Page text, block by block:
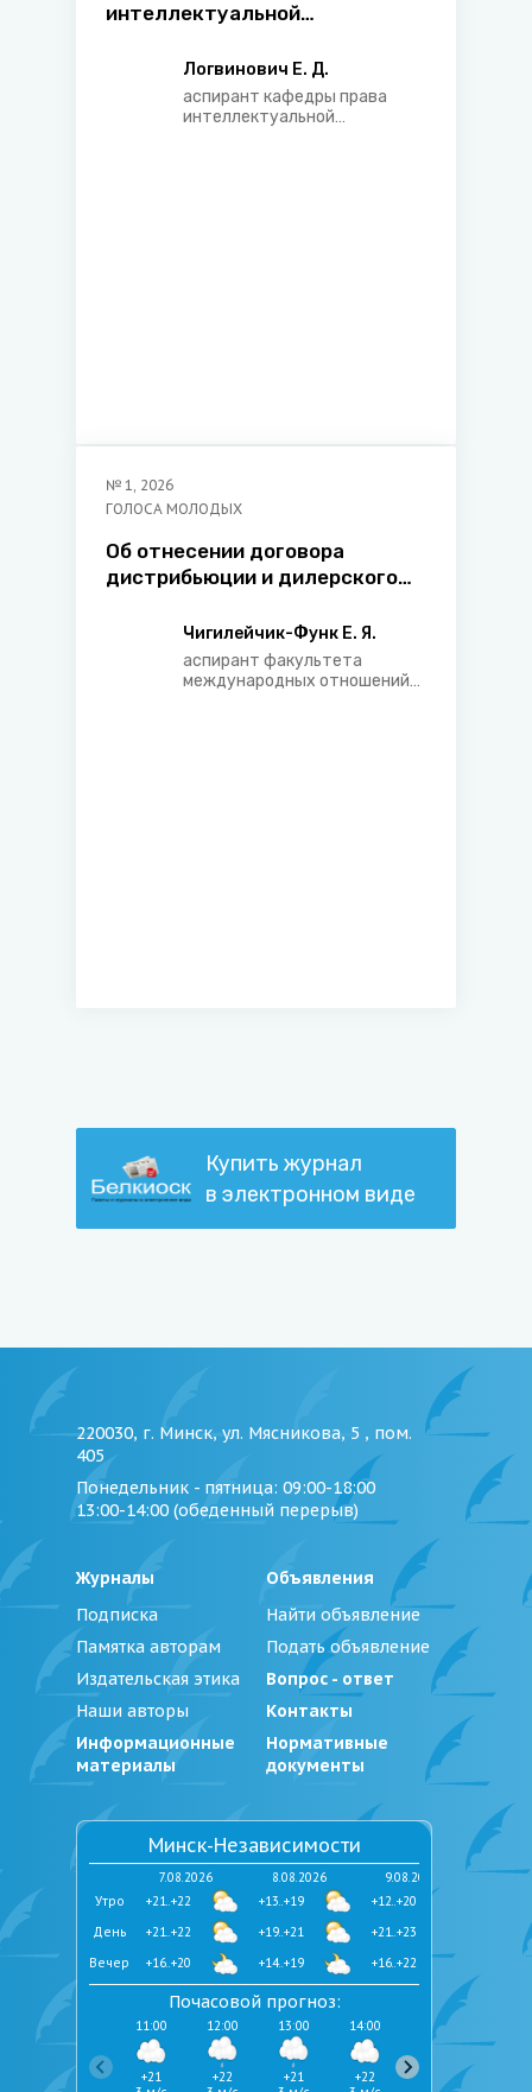
интеллектуальной
доктрины и судебной
практики
Логвинович Е. Д.
аспирант кафедры права
интеллектуальной
№ 1, 2026
ГОЛОСА МОЛОДЫХ
Об отнесении договора
дистрибьюции и дилерского
а не к смешанным договорам
по праву Республики Беларусь
Чигилейчик-Функ Е. Я.
аспирант факультета
международных отношений
Купить журнал
в электронном виде
220030, г. Минск, ул. Мясникова, 5 , пом.
405
Понедельник - пятница: 09:00-18:00
13:00-14:00 (обеденный перерыв)
Журналы
Подписка
Памятка авторам
Издательская этика
Наши авторы
Информационные
материалы
Объявления
Найти объявление
Подать объявление
Вопрос - ответ
Контакты
Нормативные
документы
Минск-Независимости
7.08.2026
+21..+22
+21..+22
+16..+20
8.08.2026
+13..+19
+19..+21
+14..+19
9.08.2026
+12..+20
+21..+23
+16..+22
Вечер
День
Утро
Почасовой прогноз:
11:00
+21
12:00
+22
13:00
+21
14:00
+22
15:00